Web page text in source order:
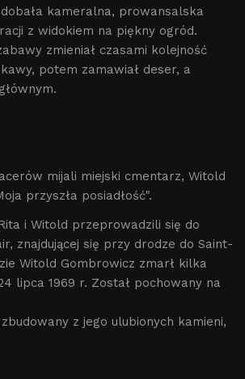
kameralna, prowansalska
z widokiem na piękny ogród.
zmieniał czasami kolejność
potem zamawiał deser, a
mijali miejski cmentarz, Witold
przyszła posiadłość".
i Witold przeprowadzili się do
znajdującej się przy drodze do Saint-
Witold Gombrowicz zmarł kilka
lipca 1969 r. Został pochowany na
z jego ulubionych kamieni,